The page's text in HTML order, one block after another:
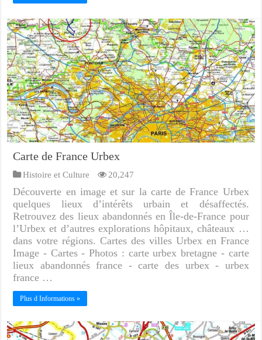
Carte de France Urbex
Histoire et Culture 20,247
Découverte en image et sur la carte de France Urbex
quelques lieux d’intérêts urbain et désaffectés.
Retrouvez des lieux abandonnés en Île-de-France pour
l’Urbex et d’autres explorations hôpitaux, châteaux …
dans votre régions. Cartes des villes Urbex en France
Image - Cartes - Photos : carte urbex bretagne - carte
lieux abandonnés france - carte des urbex - urbex
france …
Plus d Informations »